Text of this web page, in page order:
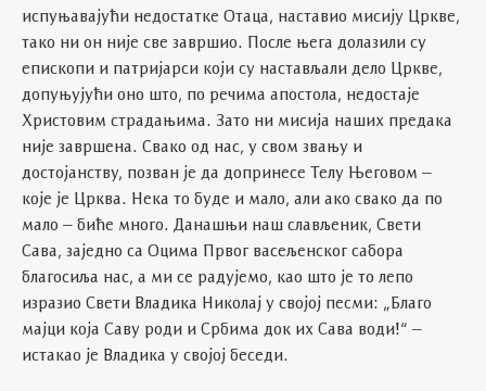
испуњавајући недостатке Отаца, наставио мисију Цркве,
тако ни он није све завршио. После њега долазили су
епископи и патријарси који су настављали дело Цркве,
допуњујући оно што, по речима апостола, недостаје
Христовим страдањима. Зато ни мисија наших предака
није завршена. Свако од нас, у свом звању и
достојанству, позван је да допринесе Телу Његовом –
које је Црква. Нека то буде и мало, али ако свако да по
мало – биће много. Данашњи наш слављеник, Свети
Сава, заједно са Оцима Првог васељенског сабора
благосиља нас, а ми се радујемо, као што је то лепо
изразио Свети Владика Николај у својој песми: „Благо
мајци која Саву роди и Србима док их Сава води!“ –
истакао је Владика у својој беседи.